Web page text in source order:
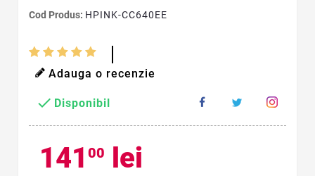
Cod Produs: HPINK-CC640EE
Adauga o recenzie
 Disponibil
141 00 lei